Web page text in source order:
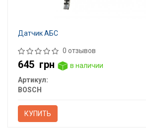
Датчик АБС
0 отзывов
645 грн
в наличии
Артикул:
BOSCH
КУПИТЬ